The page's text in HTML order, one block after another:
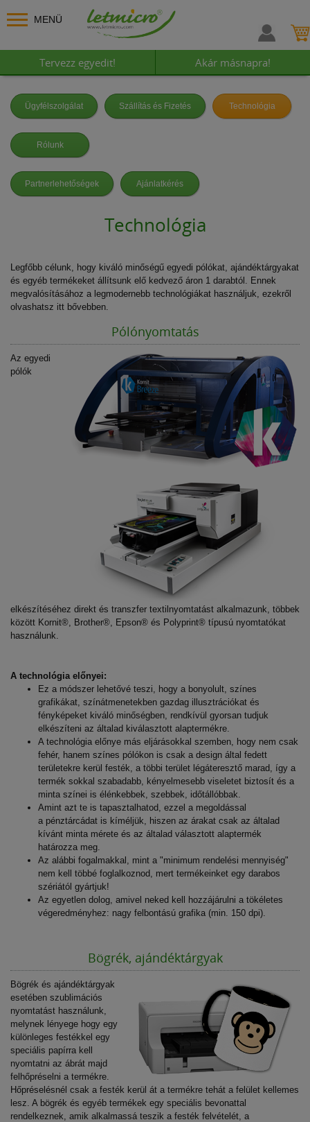
MENÜ
Tervezz egyedit! Akár másnapra!
Ügyfélszolgálat Szállítás és Fizetés Technológia
Rólunk
Partnerlehetőségek Ajánlatkérés
Technológia
Legfőbb célunk, hogy kiváló minőségű egyedi pólókat, ajándéktárgyakat
és egyéb termékeket állítsunk elő kedvező áron 1 darabtól. Ennek
megvalósításához a legmodernebb technológiákat használjuk, ezekről
olvashatsz itt bővebben.
Pólónyomtatás
Az egyedi
pólók
elkészítéséhez direkt és transzfer textilnyomtatást alkalmazunk, többek
között Kornit®, Brother®, Epson® és Polyprint® típusú nyomtatókat
használunk.
A technológia előnyei:
Ez a módszer lehetővé teszi, hogy a bonyolult, színes
grafikákat, színátmenetekben gazdag illusztrációkat és
fényképeket kiváló minőségben, rendkívül gyorsan tudjuk
elkészíteni az általad kiválasztott alaptermékre.
A technológia előnye más eljárásokkal szemben, hogy nem csak
fehér, hanem színes pólókon is csak a design által fedett
területekre kerül festék, a többi terület légáteresztő marad, így a
termék sokkal szabadabb, kényelmesebb viseletet biztosít és a
minta színei is élénkebbek, szebbek, időtállóbbak.
Amint azt te is tapasztalhatod, ezzel a megoldással
a pénztárcádat is kíméljük, hiszen az árakat csak az általad
kívánt minta mérete és az általad választott alaptermék
határozza meg.
Az alábbi fogalmakkal, mint a "minimum rendelési mennyiség"
nem kell többé foglalkoznod, mert termékeinket egy darabos
szériától gyártjuk!
Az egyetlen dolog, amivel neked kell hozzájárulni a tökéletes
végeredményhez: nagy felbontású grafika (min. 150 dpi).
Bögrék, ajándéktárgyak
Bögrék és ajándéktárgyak
esetében szublimációs
nyomtatást használunk,
melynek lényege hogy egy
különleges festékkel egy
speciális papírra kell
nyomtatni az ábrát majd
felhőpréselni a termékre.
Hőpréselésnél csak a festék kerül át a termékre tehát a felület kellemes
lesz. A bögrék és egyéb termékek egy speciális bevonattal
rendelkeznek, amik alkalmassá teszik a festék felvételét, a